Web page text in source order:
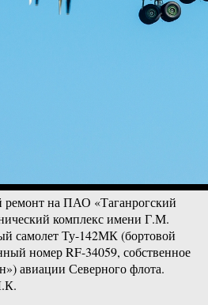
на ПАО «Таганрогский
комплекс имени Г.М.
самолет Ту-142МК (бортовой
номер RF-34059, собственное
авиации Северного флота.